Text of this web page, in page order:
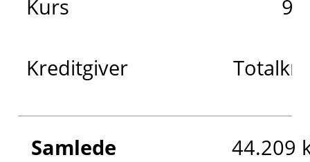
Kurs
Kreditgiver
Samlede
44.209